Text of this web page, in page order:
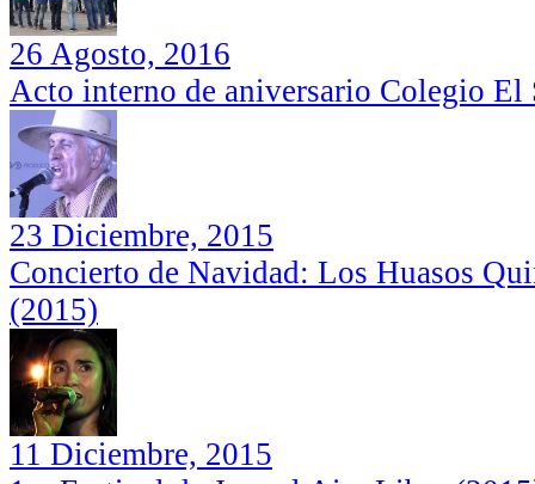
Orquesta Barroca Nuevo Mundo: Las
Cuatro Estaciones de Vivaldi, Santa Cruz
(2017)
2do Festival de Jazz al Aire Libre (2016)
Humberto Maturana (Teatro Municipal
de San Vicente de Tagua Tagua, 2017)
Orquesta Barroca Nuevo Mundo: Las
26 Agosto, 2016
Acto interno de aniversario Colegio El
23 Diciembre, 2015
Concierto de Navidad: Los Huasos
(2015)
11 Diciembre, 2015